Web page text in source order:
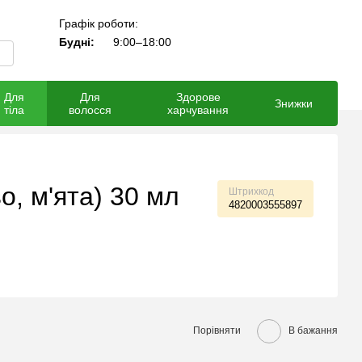
Графік роботи:
Будні:
9:00–18:00
Для
тіла
Для
волосся
Здорове
харчування
Знижки
м'ята) 30 мл Штрихкод
4820003555897
Порівняти В бажання